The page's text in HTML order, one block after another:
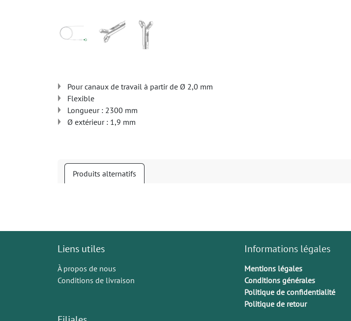
Pour canaux de travail à partir de Ø 2,0 mm
Flexible
Longueur : 2300 mm
Ø extérieur : 1,9 mm
Produits alternatifs
Liens utiles
À propos de nous
Conditions de livraison
Informations légales
Mentions légales
Conditions générales
Politique de confidentialité
Politique de retour